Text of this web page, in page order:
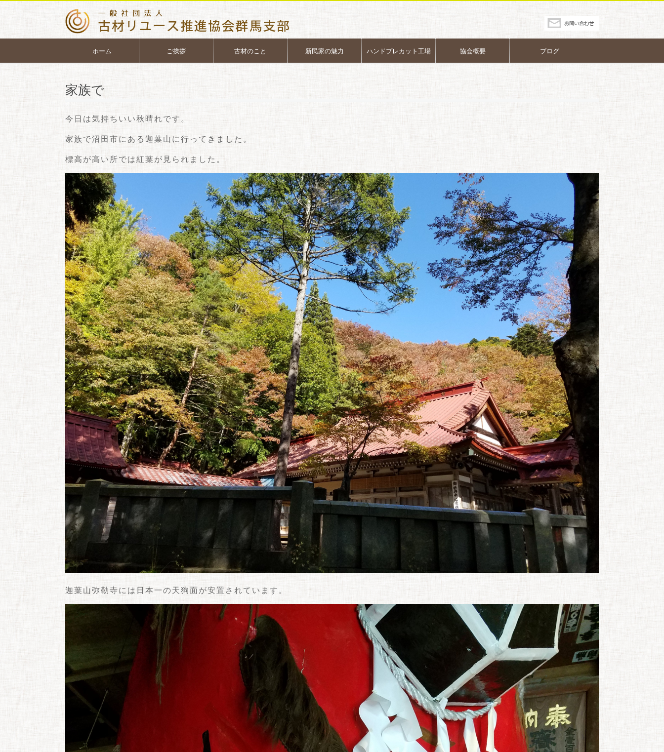
ホーム ご挨拶 古材のこと 新民家の魅力 ハンドプレカット工場 協会概要 ブログ
家族で
今日は気持ちいい秋晴れです。
家族で沼田市にある迦葉山に行ってきました。
標高が高い所では紅葉が見られました。
迦葉山弥勒寺には日本一の天狗面が安置されています。